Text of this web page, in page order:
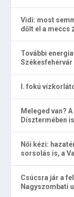
Vidi: most
dőlt el a meccs
További
Székesfehérvár
I. fokú
Meleged van?
Dísztermében
Női kézi:
sorsolás is, a
Csúcsra jár a
Nagyszombati